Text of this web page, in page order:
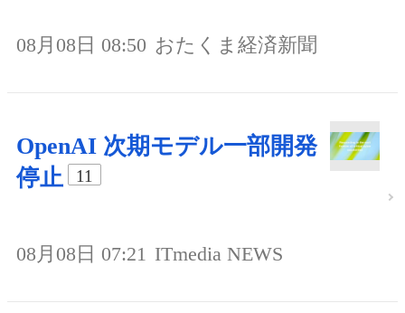
08月08日 08:50 おたくま経済新聞
OpenAI 次期モデル一部開発
停止
11
08月08日 07:21 ITmedia NEWS